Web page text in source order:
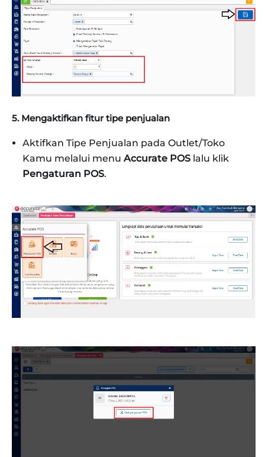
5. Mengaktifkan fitur tipe penjualan
Aktifkan Tipe Penjualan pada Outlet/Toko
Kamu melalui menu Accurate POS lalu klik
Pengaturan POS.